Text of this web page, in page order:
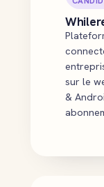
sur le
&